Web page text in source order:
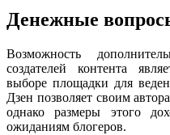
Денежные
Возможность
создателей контента
выборе площадки для
Дзен позволяет своим
однако размеры этого
ожиданиям блогеров.